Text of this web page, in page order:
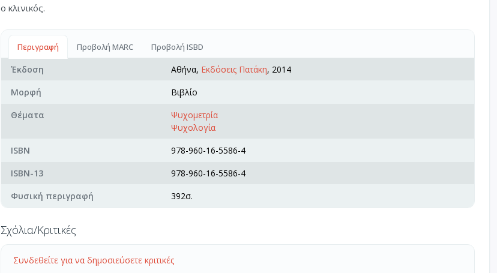
ο κλινικός.
Περιγραφή Προβολή MARC Προβολή ISBD
Έκδοση Αθήνα, Εκδόσεις Πατάκη, 2014
Μορφή
Βιβλίο
Θέματα
Ψυχομετρία
Ψυχολογία
ISBN
978-960-16-5586-4
ISBN-13
978-960-16-5586-4
Φυσική περιγραφή
392σ.
Σχόλια/Κριτικές
Συνδεθείτε για να δημοσιεύσετε κριτικές